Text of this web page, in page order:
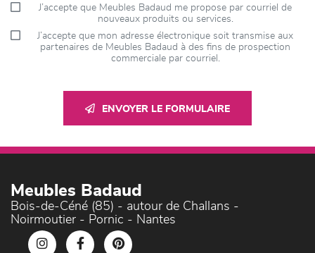
J’accepte que Meubles Badaud me propose par courriel de
nouveaux produits ou services.
J’accepte que mon adresse électronique soit transmise aux
partenaires de Meubles Badaud à des fins de prospection
commerciale par courriel.
ENVOYER LE FORMULAIRE
Meubles Badaud
Bois-de-Céné (85) - autour de Challans -
Noirmoutier - Pornic - Nantes